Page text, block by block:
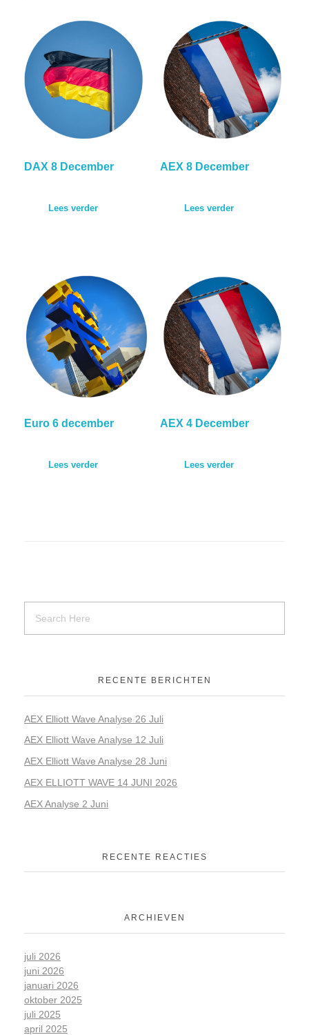
DAX 8 December
Lees verder
AEX 8 December
Lees verder
Euro 6 december
Lees verder
AEX 4 December
Lees verder
RECENTE BERICHTEN
AEX Elliott Wave Analyse 26 Juli
AEX Elliott Wave Analyse 12 Juli
AEX Elliott Wave Analyse 28 Juni
AEX ELLIOTT WAVE 14 JUNI 2026
AEX Analyse 2 Juni
RECENTE REACTIES
ARCHIEVEN
juli 2026
juni 2026
januari 2026
oktober 2025
juli 2025
april 2025